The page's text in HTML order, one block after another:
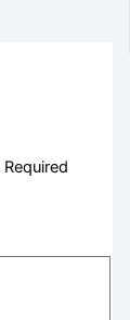
Required